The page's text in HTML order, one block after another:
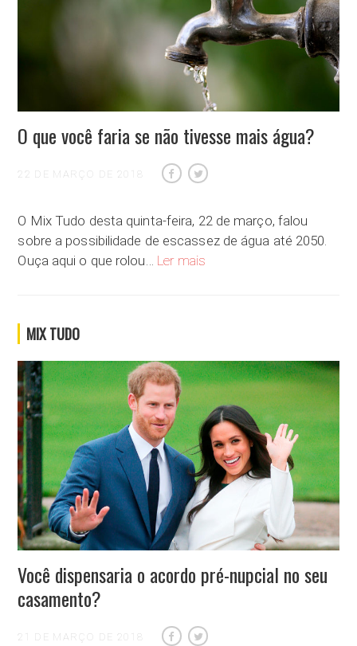
O que você faria se não tivesse mais água?
22 DE MARÇO DE 2018
O Mix Tudo desta quinta-feira, 22 de março, falou
sobre a possibilidade de escassez de água até 2050.
Ouça aqui o que rolou… Ler mais
MIX TUDO
Você dispensaria o acordo pré-nupcial no seu
casamento?
21 DE MARÇO DE 2018